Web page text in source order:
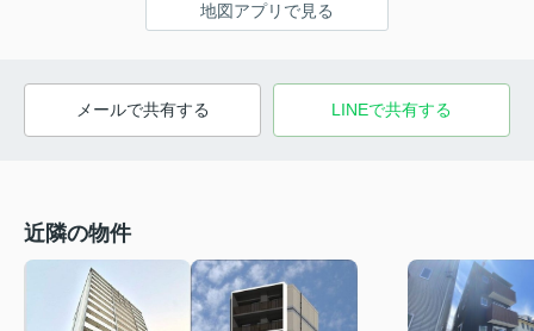
地図アプリで見る
メールで共有する LINEで共有する
近隣の物件